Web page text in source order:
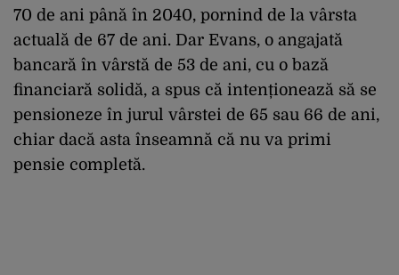
70 de ani până în 2040, pornind de la vârsta
actuală de 67 de ani. Dar Evans, o angajată
bancară în vârstă de 53 de ani, cu o bază
financiară solidă, a spus că intenționează să se
pensioneze în jurul vârstei de 65 sau 66 de ani,
chiar dacă asta înseamnă că nu va primi
pensie completă.